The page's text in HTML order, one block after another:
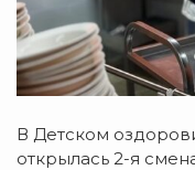
В Детском
открылась 2-я